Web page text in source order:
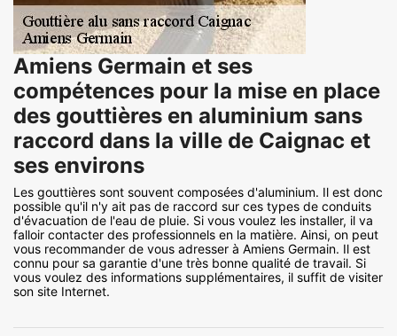
Amiens Germain et ses
compétences pour la mise en place
des gouttières en aluminium sans
raccord dans la ville de Caignac et
ses environs
Les gouttières sont souvent composées d'aluminium. Il est donc
possible qu'il n'y ait pas de raccord sur ces types de conduits
d'évacuation de l'eau de pluie. Si vous voulez les installer, il va
falloir contacter des professionnels en la matière. Ainsi, on peut
vous recommander de vous adresser à Amiens Germain. Il est
connu pour sa garantie d'une très bonne qualité de travail. Si
vous voulez des informations supplémentaires, il suffit de visiter
son site Internet.